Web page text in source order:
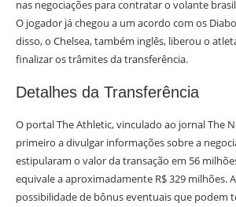
nas negociações para contratar o volante
O jogador já chegou a um acordo com os
disso, o Chelsea, também inglês, liberou o
finalizar os trâmites da transferência.
Detalhes da Transferência
O portal The Athletic, vinculado ao jornal The
primeiro a divulgar informações sobre a
estipularam o valor da transação em 56
equivale a aproximadamente R$ 329 milhões.
possibilidade de bônus eventuais que podem